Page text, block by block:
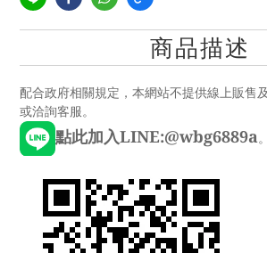
商品描述
配合政府相關規定，本網站不提供線上販售
或洽詢客服。
點此加入LINE:@wbg6889a。